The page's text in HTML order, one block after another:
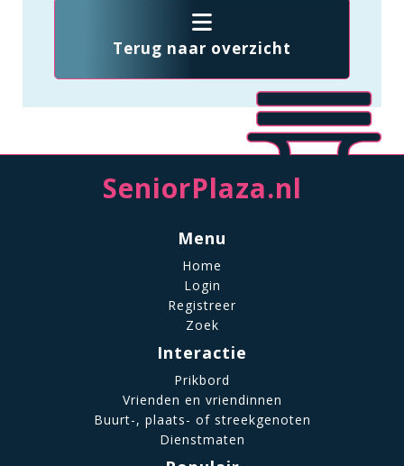
Terug naar overzicht
SeniorPlaza.nl
Menu
Home
Login
Registreer
Zoek
Interactie
Prikbord
Vrienden en vriendinnen
Buurt-, plaats- of streekgenoten
Dienstmaten